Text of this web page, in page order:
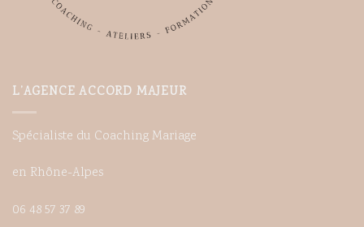
L’AGENCE ACCORD MAJEUR
Spécialiste du Coaching Mariage
en Rhône-Alpes
06 48 57 37 89